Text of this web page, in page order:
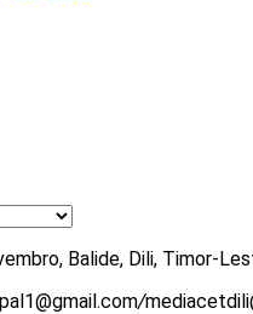
Balide, Dili, Timor-
/